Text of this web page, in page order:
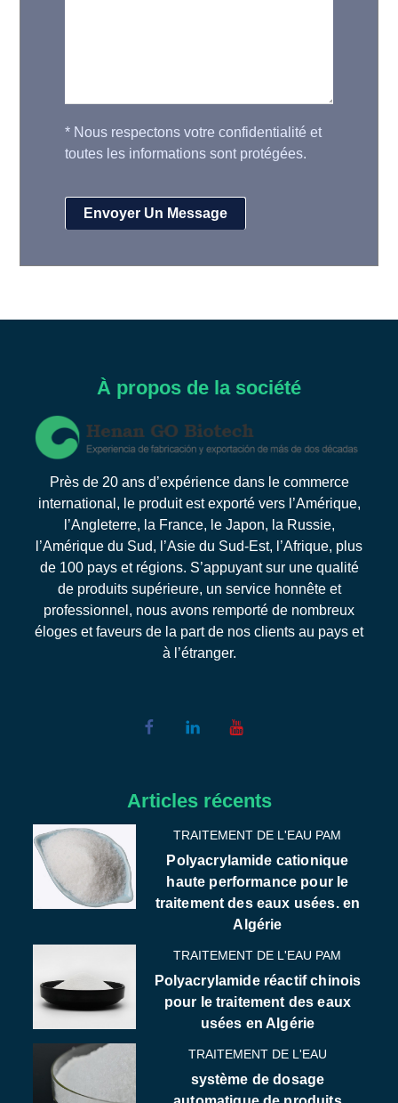
* Nous respectons votre confidentialité et
toutes les informations sont protégées.
À propos de la société
Près de 20 ans d’expérience dans le commerce
international, le produit est exporté vers l’Amérique,
l’Angleterre, la France, le Japon, la Russie,
l’Amérique du Sud, l’Asie du Sud-Est, l’Afrique, plus
de 100 pays et régions. S’appuyant sur une qualité
de produits supérieure, un service honnête et
professionnel, nous avons remporté de nombreux
éloges et faveurs de la part de nos clients au pays et
à l’étranger.
Articles récents
TRAITEMENT DE L'EAU PAM
Polyacrylamide cationique
haute performance pour le
traitement des eaux usées. en
Algérie
TRAITEMENT DE L'EAU PAM
Polyacrylamide réactif chinois
pour le traitement des eaux
usées en Algérie
TRAITEMENT DE L'EAU
système de dosage